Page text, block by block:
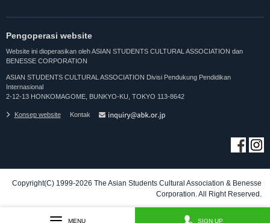
Pengoperasi website
Website ini dioperasikan oleh ASIAN STUDENTS CULTURAL ASSOCIATION dan
BENESSE CORPORATION
ASIAN STUDENTS CULTURAL ASSOCIATION Divisi Pendukung Pendidikan
Internasional
2-12-13 HONKOMAGOME, BUNKYO-KU, TOKYO 113-8642
Konsep website Kontak
Copyright(C) 1999-2026 The Asian Students Cultural Association & Benesse
Corporation. All Right Reserved.
MENU SIGN UP